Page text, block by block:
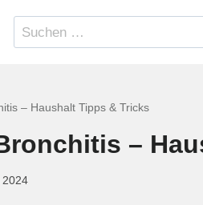
Suchen
nach:
– Haushalt Tipps & Tricks
–
2024